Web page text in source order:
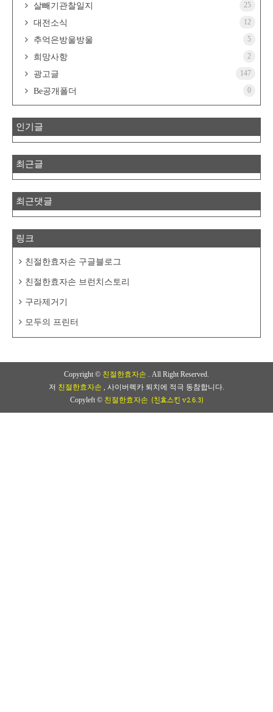
살빼기관찰일지 25
대전소식 12
추억은방울방울 5
희망사항 2
광고글 147
Be공개폴더 0
인기글
최근글
최근댓글
링크
친절한효자손 구글블로그
친절한효자손 브런치스토리
구라제거기
모두의 프린터
Copyright © 친절한효자손 . All Right Reserved.
저 친절한효자손 , 사이버렉카 퇴치에 적극 동참합니다.
Copyleft © 친절한효자손 (친효스킨 v2.6.3)